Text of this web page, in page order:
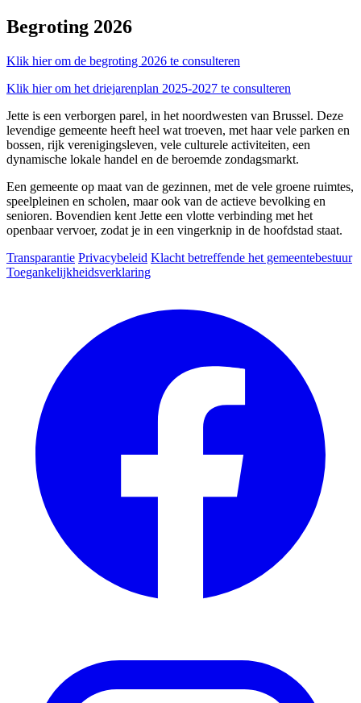
Begroting 2026
Klik hier om de begroting 2026 te consulteren
Klik hier om het driejarenplan 2025-2027 te consulteren
Jette is een verborgen parel, in het noordwesten van Brussel. Deze
levendige gemeente heeft heel wat troeven, met haar vele parken en
bossen, rijk verenigingsleven, vele culturele activiteiten, een
dynamische lokale handel en de beroemde zondagsmarkt.
Een gemeente op maat van de gezinnen, met de vele groene ruimtes,
speelpleinen en scholen, maar ook van de actieve bevolking en
senioren. Bovendien kent Jette een vlotte verbinding met het
openbaar vervoer, zodat je in een vingerknip in de hoofdstad staat.
Transparantie Privacybeleid Klacht betreffende het gemeentebestuur
Toegankelijkheidsverklaring